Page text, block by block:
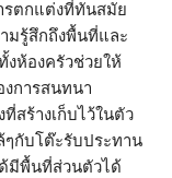
รตกแต่งที่ทันสมัย
มรู้สึกถึงพื้นที่และ
ห้องครัวช่วยให้
การสนทนา
สร้างเก็บไว้ในตัว
ๆกับโต๊ะรับประทาน
มีพื้นที่ส่วนตัวได้